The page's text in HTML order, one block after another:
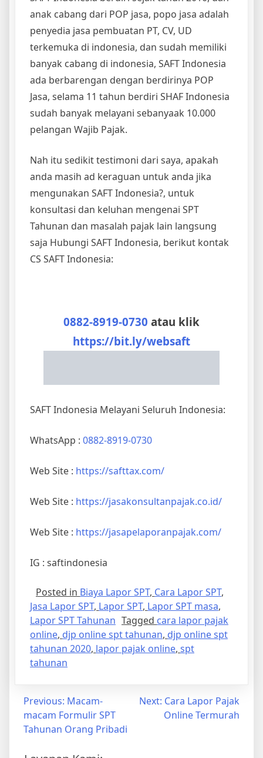
anak cabang dari POP jasa, popo jasa adalah
penyedia jasa pembuatan PT, CV, UD
terkemuka di indonesia, dan sudah memiliki
banyak cabang di indonesia, SAFT Indonesia
ada berbarengan dengan berdirinya POP
Jasa, selama 11 tahun berdiri SHAF Indonesia
sudah banyak melayani sebanyaak 10.000
pelangan Wajib Pajak.
Nah itu sedikit testimoni dari saya, apakah
anda masih ad keraguan untuk anda jika
mengunakan SAFT Indonesia?, untuk
konsultasi dan keluhan mengenai SPT
Tahunan dan masalah pajak lain langsung
saja Hubungi SAFT Indonesia, berikut kontak
CS SAFT Indonesia:
0882-8919-0730 atau klik
https://bit.ly/websaft
Jasa Lapor SPT,Lapor SPT,Lapor SPT masa,
Lapor SPT Tahunan Taggedcara lapor pajak
online,djp online spt tahunan,djp online spt
tahunan 2020,lapor pajak online,spt
tahunan
macam Formulir SPT
Tahunan Orang Pribadi
Online Termurah